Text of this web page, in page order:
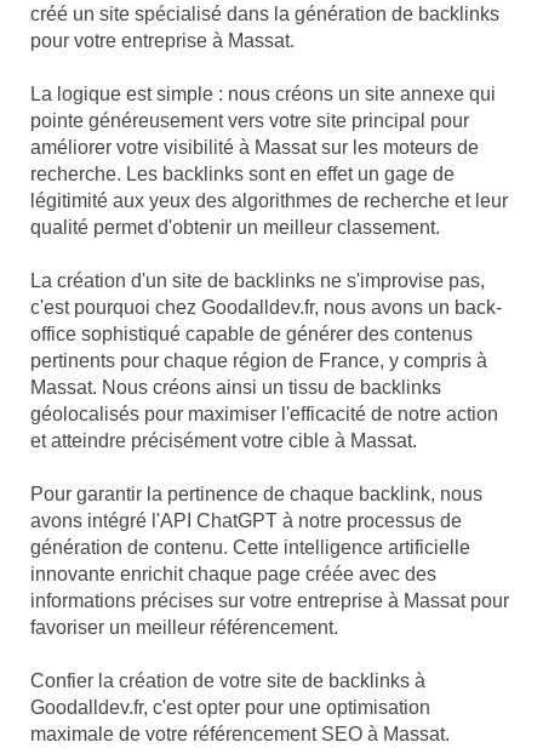
créé un site spécialisé dans la génération de backlinks
pour votre entreprise à Massat.
La logique est simple : nous créons un site annexe qui
pointe généreusement vers votre site principal pour
améliorer votre visibilité à Massat sur les moteurs de
recherche. Les backlinks sont en effet un gage de
légitimité aux yeux des algorithmes de recherche et leur
qualité permet d'obtenir un meilleur classement.
La création d'un site de backlinks ne s'improvise pas,
c'est pourquoi chez Goodalldev.fr, nous avons un back-
office sophistiqué capable de générer des contenus
pertinents pour chaque région de France, y compris à
Massat. Nous créons ainsi un tissu de backlinks
géolocalisés pour maximiser l'efficacité de notre action
et atteindre précisément votre cible à Massat.
Pour garantir la pertinence de chaque backlink, nous
avons intégré l'API ChatGPT à notre processus de
génération de contenu. Cette intelligence artificielle
innovante enrichit chaque page créée avec des
informations précises sur votre entreprise à Massat pour
favoriser un meilleur référencement.
Confier la création de votre site de backlinks à
Goodalldev.fr, c'est opter pour une optimisation
maximale de votre référencement SEO à Massat.